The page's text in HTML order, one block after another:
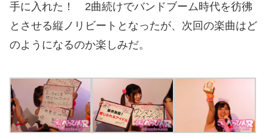
手に入れた！ 2曲続けでバンドブーム時代を彷彿
とさせる縦ノリビートとなったが、次回の楽曲はど
のようになるのか楽しみだ。